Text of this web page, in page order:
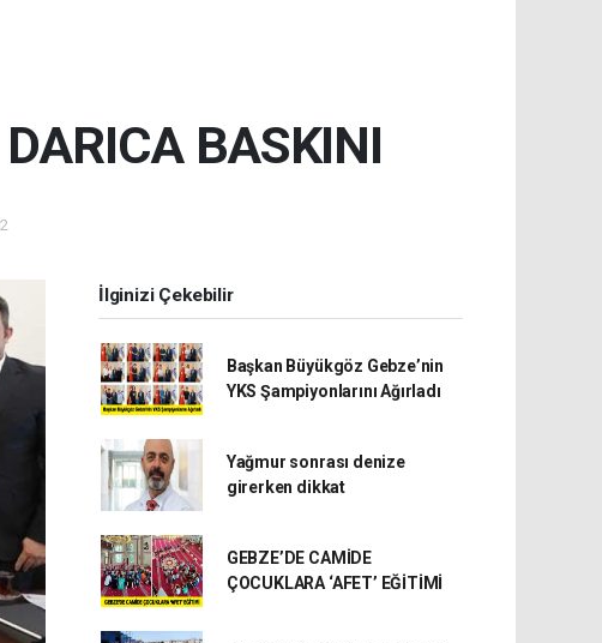
BASKINI
İlginizi Çekebilir
Başkan Büyükgöz Gebze’nin
YKS Şampiyonlarını Ağırladı
Yağmur sonrası denize
girerken dikkat
GEBZE’DE CAMİDE
ÇOCUKLARA ‘AFET’ EĞİTİMİ